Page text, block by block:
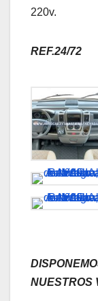
220v.
REF.24/72
NUESTROS